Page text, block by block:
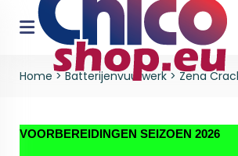
Home >Batterijenvuurwerk> Zena
VOORBEREIDINGEN SEIZOEN 2026